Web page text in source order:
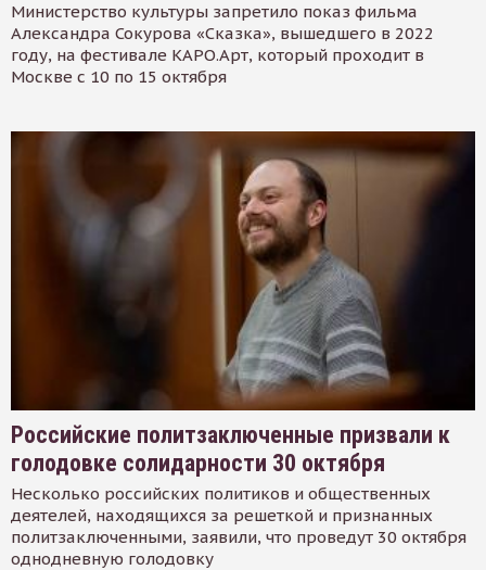
Министерство культуры запретило показ фильма
Александра Сокурова «Сказка», вышедшего в 2022
году, на фестивале КАРО.Арт, который проходит в
Москве с 10 по 15 октября
Российские политзаключенные призвали к
голодовке солидарности 30 октября
Несколько российских политиков и общественных
деятелей, находящихся за решеткой и признанных
политзаключенными, заявили, что проведут 30 октября
однодневную голодовку